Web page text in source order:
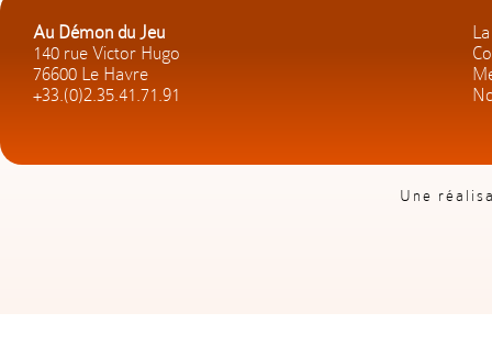
Au Démon du Jeu
140 rue Victor Hugo
76600 Le Havre
+33.(0)2.35.41.71.91
Une